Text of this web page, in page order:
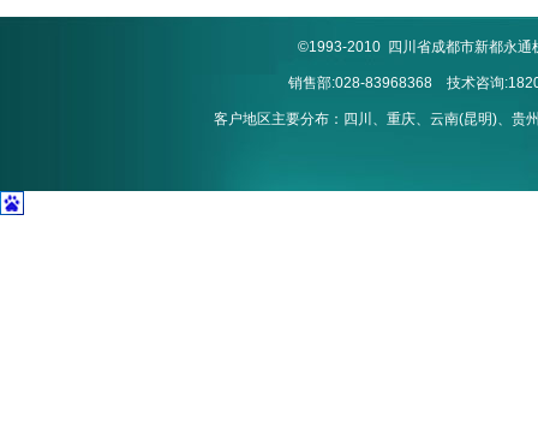
©1993-2010 四川省成都市新都永
销售部:028-83968368 技术咨询
客户地区主要分布：四川、重庆、云南(昆明)、贵